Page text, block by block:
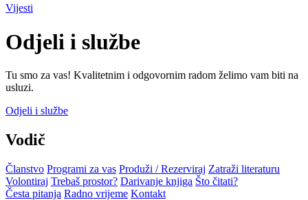
Vijesti
Odjeli i službe
Tu smo za vas! Kvalitetnim i odgovornim radom želimo vam biti na
usluzi.
Odjeli i službe
Vodič
Članstvo Programi za vas Produži / Rezerviraj Zatraži literaturu
Volontiraj Trebaš prostor? Darivanje knjiga Što čitati?
Česta pitanja Radno vrijeme Kontakt